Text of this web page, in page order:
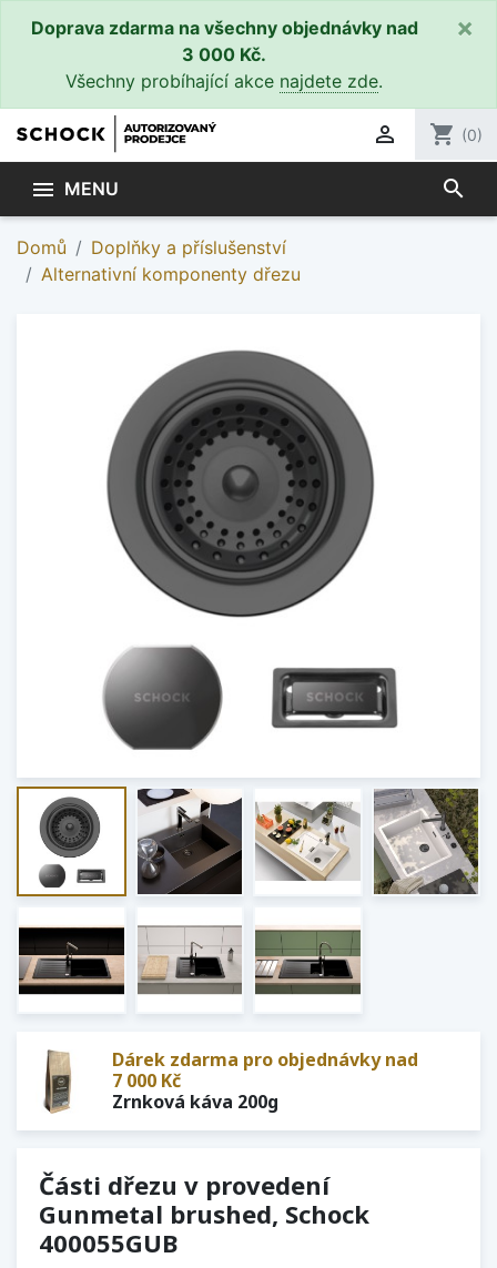
Doprava zdarma na všechny objednávky nad
3 000 Kč.
Všechny probíhající akce najdete zde.
×
 shopping_cart (0)
 MENU search
Domů
Doplňky a příslušenství
Alternativní komponenty dřezu
Dárek zdarma pro objednávky nad
7 000 Kč
Zrnková káva 200g
Části dřezu v provedení
Gunmetal brushed, Schock
400055GUB